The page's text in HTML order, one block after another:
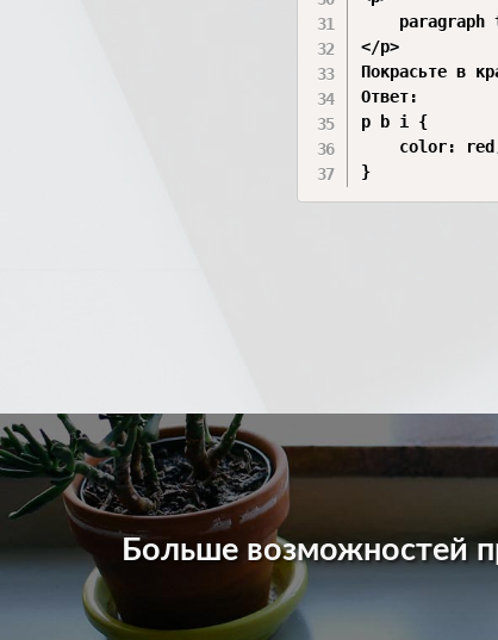
</p>
Покрасьте в
Ответ:
p b i {
color:
}
Больше возможностей